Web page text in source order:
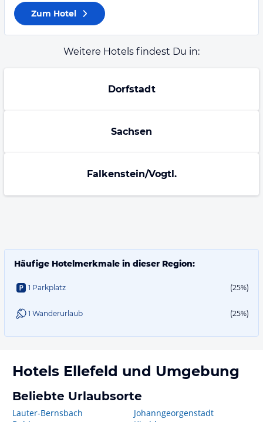
Zum Hotel
Weitere Hotels findest Du in:
Dorfstadt
Sachsen
Falkenstein/Vogtl.
Häufige Hotelmerkmale in dieser Region:
1 Parkplatz (25%)
1 Wanderurlaub (25%)
Hotels Ellefeld und Umgebung
Beliebte Urlaubsorte
Lauter-Bernsbach
Johanngeorgenstadt